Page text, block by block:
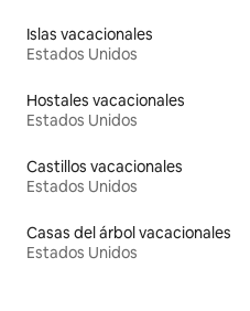
Islas vacacionales
Estados Unidos
Hostales vacacionales
Estados Unidos
Castillos vacacionales
Estados Unidos
Casas del árbol vacacionales
Estados Unidos